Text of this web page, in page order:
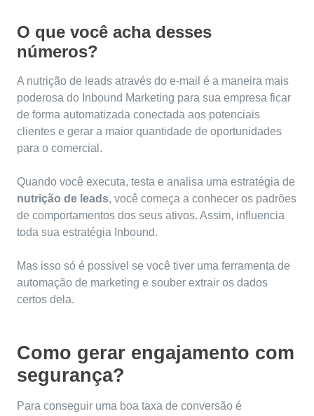
O que você acha desses
números?
A nutrição de leads através do e-mail é a maneira mais
poderosa do Inbound Marketing para sua empresa ficar
de forma automatizada conectada aos potenciais
clientes e gerar a maior quantidade de oportunidades
para o comercial.
Quando você executa, testa e analisa uma estratégia de
nutrição de leads, você começa a conhecer os padrões
de comportamentos dos seus ativos. Assim, influencia
toda sua estratégia Inbound.
Mas isso só é possível se você tiver uma ferramenta de
automação de marketing e souber extrair os dados
certos dela.
Como gerar engajamento com
segurança?
Para conseguir uma boa taxa de conversão é